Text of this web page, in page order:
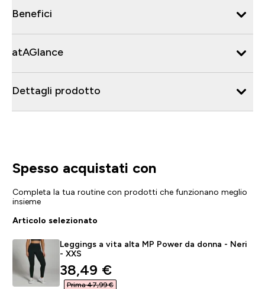
Benefici
atAGlance
Dettagli prodotto
Spesso acquistati con
Completa la tua routine con prodotti che funzionano meglio
insieme
Articolo selezionato
Leggings a vita alta MP Power da donna - Neri
- XXS
discounted price
38,49 €‎
Prima 47,99 €‎